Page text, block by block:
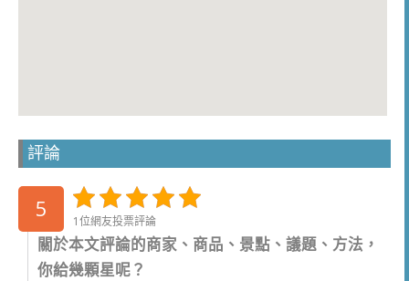
評論
5 1位網友投票評論
關於本文評論的商家、商品、景點、議題、方法，
你給幾顆星呢？